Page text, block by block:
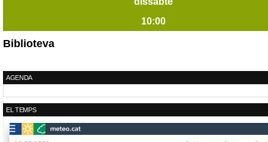
10:00
Biblioteva
AGENDA
EL TEMPS